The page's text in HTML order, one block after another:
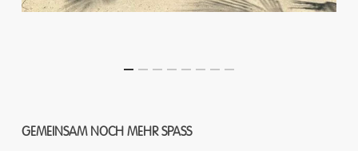
GEMEINSAM NOCH MEHR SPASS